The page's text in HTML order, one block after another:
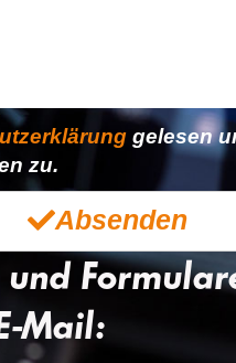
gelesen
zu.
Absenden
und
Mail: